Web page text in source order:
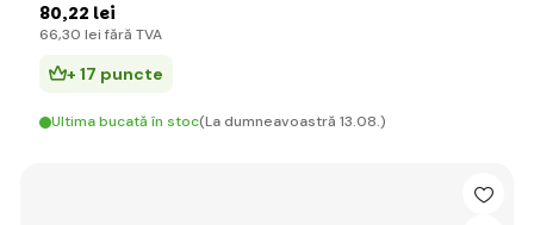
80,22 lei
66,30 lei fără TVA
+ 17 puncte
Ultima bucată în stoc(La dumneavoastră 13.08.)